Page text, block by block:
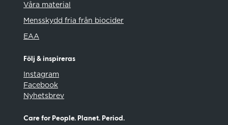
Våra material
Mensskydd fria från biocider
EAA
Följ & inspireras
Instagram
Facebook
Nyhetsbrev
Care for People. Planet. Period.